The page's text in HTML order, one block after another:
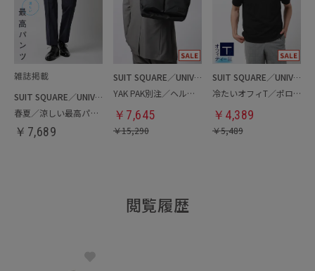
SUIT SQUARE／UNIVERSAL LANGUAGE
春夏／涼しい最高パンツ
￥ 7,689
SUIT SQUARE／UNIVERSAL LANGUAGE
YAK PAK別注／ヘルメットバッグ
￥ 7,645
￥15,290
SUIT SQUARE／UNIVERSAL LANGUAGE
冷たいオフィT／ポロシャツ
￥ 4,389
￥5,489
閲覧履歴